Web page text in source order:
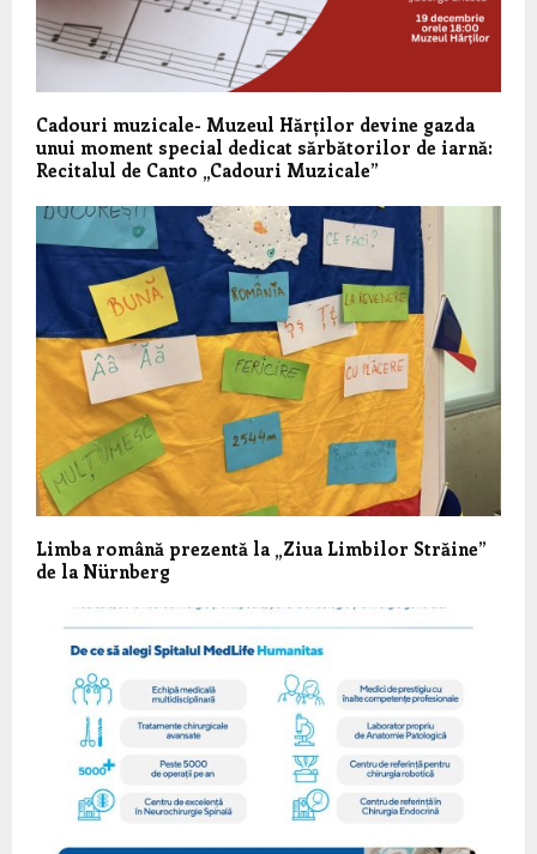
Cadouri muzicale- Muzeul Hărților devine gazda
unui moment special dedicat sărbătorilor de iarnă:
Recitalul de Canto „Cadouri Muzicale”
Limba română prezentă la „Ziua Limbilor Străine”
de la Nürnberg